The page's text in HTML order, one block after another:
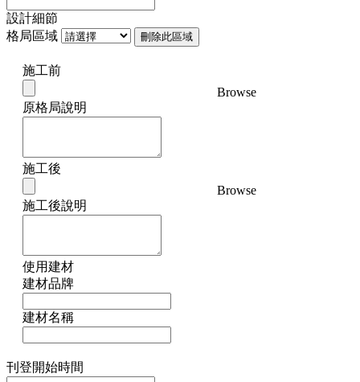
設計細節
格局區域
刪除此區域
施工前
Browse
原格局說明
施工後
Browse
施工後說明
使用建材
建材品牌
建材名稱
刊登開始時間